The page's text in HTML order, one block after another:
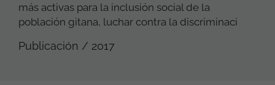
más activas para la inclusión social de la
población gitana, luchar contra la discriminaci
Publicación / 2017